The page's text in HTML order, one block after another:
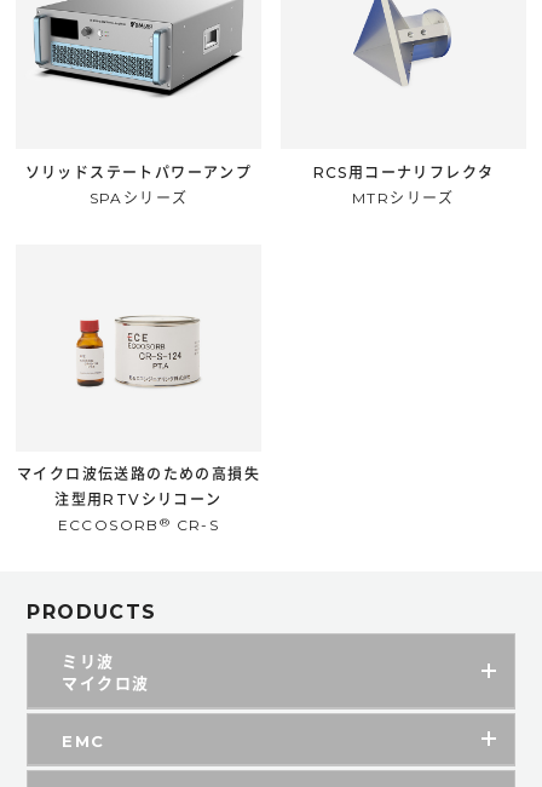
ソリッドステートパワーアンプ
SPAシリーズ
RCS用コーナリフレクタ
MTRシリーズ
マイクロ波伝送路のための高損失
注型用RTVシリコーン
ECCOSORB ® CR-S
PRODUCTS
ミリ波
マイクロ波
EMC